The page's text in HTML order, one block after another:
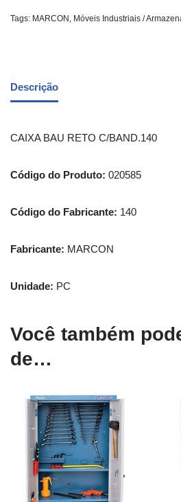
Tags: MARCON , Móveis Industriais /
Descrição
CAIXA BAU RETO C/BAND.140
Código do Produto: 020585
Código do Fabricante: 140
Fabricante: MARCON
Unidade: PC
Você também
de…